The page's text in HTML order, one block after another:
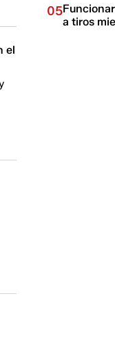
el
05
a tiros